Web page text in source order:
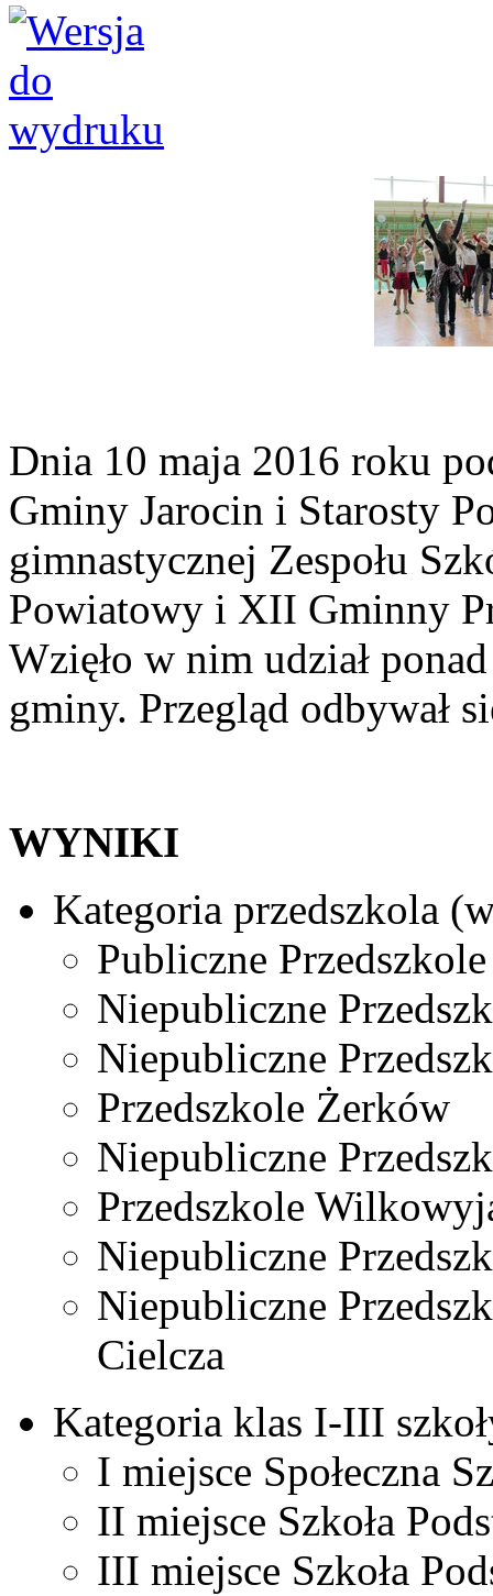
Dnia 10 maja 2016 roku
Gminy Jarocin i Starosty
gimnastycznej Zespołu
Powiatowy i XII Gminny
Wzięło w nim udział
gminy. Przegląd odbywał
WYNIKI
Kategoria przedszkola
Publiczne
Niepubliczne
Niepubliczne
Przedszkole Żerków
Niepubliczne
Przedszkole
Niepubliczne
Niepubliczne
Cielcza
Kategoria klas I-III
I miejsce Społeczna
II miejsce Szkoła
III miejsce Szkoła